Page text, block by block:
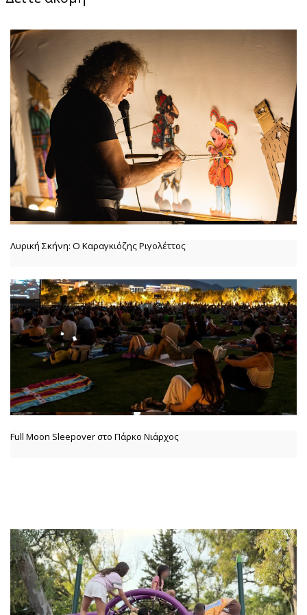
Λυρική Σκήνη: Ο Καραγκιόζης Ριγολέττος
Full Moon Sleepover στο Πάρκο Νιάρχος